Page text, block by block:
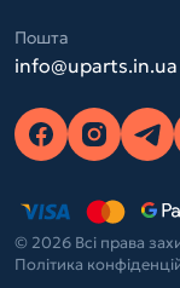
Пошта
info@uparts.in.ua
© 2026 Всі права
Політика